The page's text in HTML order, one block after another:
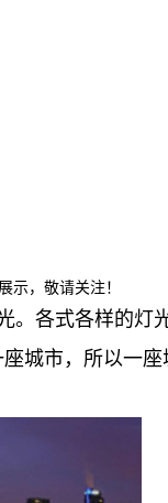
，敬请关注！
各式各样的
城市，所以一